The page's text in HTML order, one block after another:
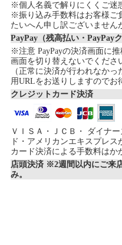
※個人名義で解りにくくご迷
※振り込み手数料はお客様ご
たいへん申し訳ございません
PayPay（残高払い・PayPay
※注意 PayPayの決済画面に
画面を切り替えないでくださ
（正常に決済が行われなか
用URLをお送りしますのでお
クレジットカード決済
ＶＩＳＡ・ＪＣＢ・ ダイナ
ド・アメリカンエキスプレ
カード決済による手数料はか
店頭決済 ※2週間以内にご来
み。